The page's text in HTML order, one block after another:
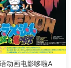
动画电影哆啦A